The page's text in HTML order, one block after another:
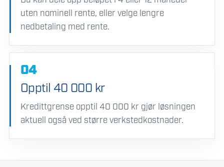
uten nominell rente, eller velge lengre
nedbetaling med rente.
04
Opptil 40 000 kr
Kredittgrense opptil 40 000 kr gjør løsningen
aktuell også ved større verkstedkostnader.